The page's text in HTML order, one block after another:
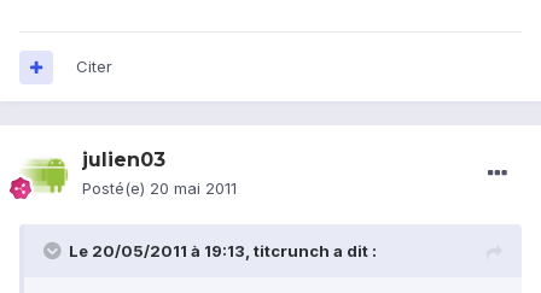
Citer
julien03
Posté(e) 20 mai 2011
Le 20/05/2011 à 19:13, titcrunch a dit :